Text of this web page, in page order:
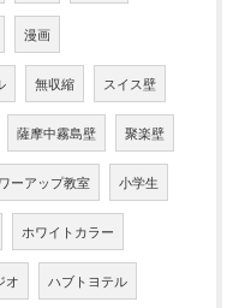
漫画
無収縮 スイス壁
薩摩中霧島壁 聚楽壁
ーアップ教室 小学生
ホワイトカラー
オ ハブトヨテル